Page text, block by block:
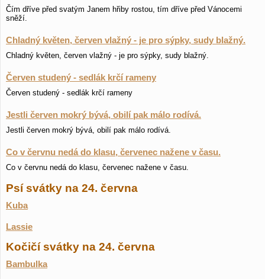
Čím dříve před svatým Janem hřiby rostou, tím dříve před Vánocemi
sněží.
Chladný květen, červen vlažný - je pro sýpky, sudy blažný.
Chladný květen, červen vlažný - je pro sýpky, sudy blažný.
Červen studený - sedlák krčí rameny
Červen studený - sedlák krčí rameny
Jestli červen mokrý bývá, obilí pak málo rodívá.
Jestli červen mokrý bývá, obilí pak málo rodívá.
Co v červnu nedá do klasu, červenec nažene v času.
Co v červnu nedá do klasu, červenec nažene v času.
Psí svátky na 24. června
Kuba
Lassie
Kočičí svátky na 24. června
Bambulka